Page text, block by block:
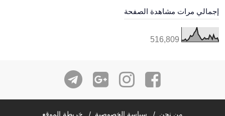
إجمالي مرات مشاهدة الصفحة
516,809
من نحن سياسة الخصوصية خريطة الموقع